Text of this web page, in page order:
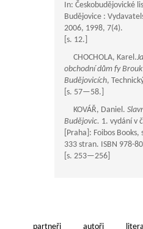
In: Českobudějovické
Budějovice :
2006, 1998, 7(4).
[s. 12.]
CHOCHOLA, Karel.
obchodní dům fy Brouk
Budějovicích,
[s. 57—58.]
KOVÁŘ, Daniel.
Budějovic. 1. vydání v
[Praha]: Foibos
333 stran. ISBN 978-
[s. 253—256
partneři autoři